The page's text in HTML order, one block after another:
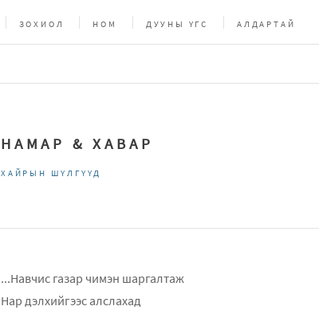
ЗОХИОЛ НОМ ДУУНЫ ҮГС АЛДАРТАЙ
НАМАР & ХАВАР
ХАЙРЫН ШҮЛГҮҮД
...Навчис газар чимэн шаргалтаж
Нар дэлхийгээс алслахад